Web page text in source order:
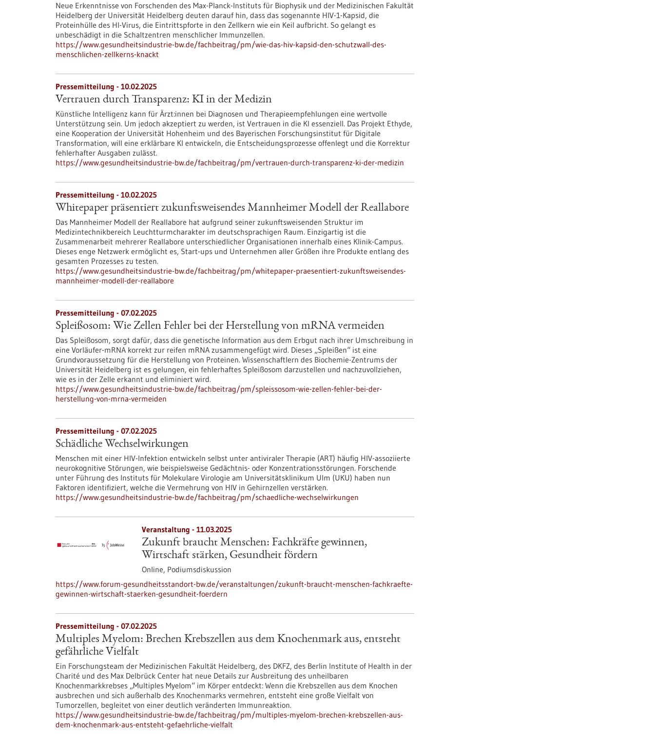
Neue Erkenntnisse von Forschenden des Max-Planck-Instituts für Biophysik und der Medizinischen Fakultät
Heidelberg der Universität Heidelberg deuten darauf hin, dass das sogenannte HIV-1-Kapsid, die
Proteinhülle des HI-Virus, die Eintrittspforte in den Zellkern wie ein Keil aufbricht. So gelangt es
unbeschädigt in die Schaltzentren menschlicher Immunzellen.
https://www.gesundheitsindustrie-bw.de/fachbeitrag/pm/wie-das-hiv-kapsid-den-schutzwall-des-
menschlichen-zellkerns-knackt
Pressemitteilung - 10.02.2025
Vertrauen durch Transparenz: KI in der Medizin
Künstliche Intelligenz kann für Ärzt:innen bei Diagnosen und Therapieempfehlungen eine wertvolle
Unterstützung sein. Um jedoch akzeptiert zu werden, ist Vertrauen in die KI essenziell. Das Projekt Ethyde,
eine Kooperation der Universität Hohenheim und des Bayerischen Forschungsinstitut für Digitale
Transformation, will eine erklärbare KI entwickeln, die Entscheidungsprozesse offenlegt und die Korrektur
fehlerhafter Ausgaben zulässt.
https://www.gesundheitsindustrie-bw.de/fachbeitrag/pm/vertrauen-durch-transparenz-ki-der-medizin
Pressemitteilung - 10.02.2025
Whitepaper präsentiert zukunftsweisendes Mannheimer Modell der Reallabore
Das Mannheimer Modell der Reallabore hat aufgrund seiner zukunftsweisenden Struktur im
Medizintechnikbereich Leuchtturmcharakter im deutschsprachigen Raum. Einzigartig ist die
Zusammenarbeit mehrerer Reallabore unterschiedlicher Organisationen innerhalb eines Klinik-Campus.
Dieses enge Netzwerk ermöglicht es, Start-ups und Unternehmen aller Größen ihre Produkte entlang des
gesamten Prozesses zu testen.
https://www.gesundheitsindustrie-bw.de/fachbeitrag/pm/whitepaper-praesentiert-zukunftsweisendes-
mannheimer-modell-der-reallabore
Pressemitteilung - 07.02.2025
Spleißosom: Wie Zellen Fehler bei der Herstellung von mRNA vermeiden
Das Spleißosom, sorgt dafür, dass die genetische Information aus dem Erbgut nach ihrer Umschreibung in
eine Vorläufer-mRNA korrekt zur reifen mRNA zusammengefügt wird. Dieses „Spleißen“ ist eine
Grundvoraussetzung für die Herstellung von Proteinen. Wissenschaftlern des Biochemie-Zentrums der
Universität Heidelberg ist es gelungen, ein fehlerhaftes Spleißosom darzustellen und nachzuvollziehen,
wie es in der Zelle erkannt und eliminiert wird.
https://www.gesundheitsindustrie-bw.de/fachbeitrag/pm/spleissosom-wie-zellen-fehler-bei-der-
herstellung-von-mrna-vermeiden
Pressemitteilung - 07.02.2025
Schädliche Wechselwirkungen
Menschen mit einer HIV-​Infektion entwickeln selbst unter antiviraler Therapie (ART) häufig HIV-​assoziierte
neurokognitive Störungen, wie beispielsweise Gedächtnis-​ oder Konzentrationsstörungen. Forschende
unter Führung des Instituts für Molekulare Virologie am Universitätsklinikum Ulm (UKU) haben nun
Faktoren identifiziert, welche die Vermehrung von HIV in Gehirnzellen verstärken.
https://www.gesundheitsindustrie-bw.de/fachbeitrag/pm/schaedliche-wechselwirkungen
Veranstaltung - 11.03.2025
Zukunft braucht Menschen: Fachkräfte gewinnen,
Wirtschaft stärken, Gesundheit fördern
Online, Podiumsdiskussion
https://www.forum-gesundheitsstandort-bw.de/veranstaltungen/zukunft-braucht-menschen-fachkraefte-
gewinnen-wirtschaft-staerken-gesundheit-foerdern
Pressemitteilung - 07.02.2025
Multiples Myelom: Brechen Krebszellen aus dem Knochenmark aus, entsteht
gefährliche Vielfalt
Ein Forschungsteam der Medizinischen Fakultät Heidelberg, des DKFZ, des Berlin Institute of Health in der
Charité und des Max Delbrück Center hat neue Details zur Ausbreitung des unheilbaren
Knochenmarkkrebses „Multiples Myelom“ im Körper entdeckt: Wenn die Krebszellen aus dem Knochen
ausbrechen und sich außerhalb des Knochenmarks vermehren, entsteht eine große Vielfalt von
Tumorzellen, begleitet von einer deutlich veränderten Immunreaktion.
https://www.gesundheitsindustrie-bw.de/fachbeitrag/pm/multiples-myelom-brechen-krebszellen-aus-
dem-knochenmark-aus-entsteht-gefaehrliche-vielfalt